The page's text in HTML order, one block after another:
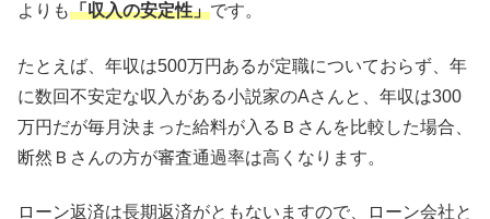
よりも「収入の安定性」です。
たとえば、年収は500万円あるが定職についておらず、年
に数回不安定な収入がある小説家のAさんと、年収は300
万円だが毎月決まった給料が入るＢさんを比較した場合、
断然Ｂさんの方が審査通過率は高くなります。
ローン返済は長期返済がともないますので、ローン会社と